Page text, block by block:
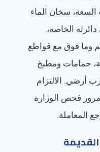
6 ملم حسب السعة، سخان الماء
الخاصة،
المركزية تحتاج 10 ملم وما فوق مع قواطع
حمامات ومطبخ
أرضي. الالتزام
فحص الوزارة
المعاملة.